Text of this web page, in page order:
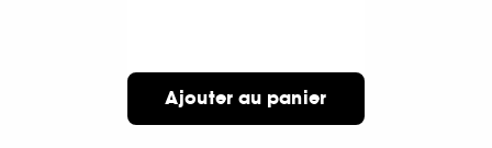
Ajouter au panier